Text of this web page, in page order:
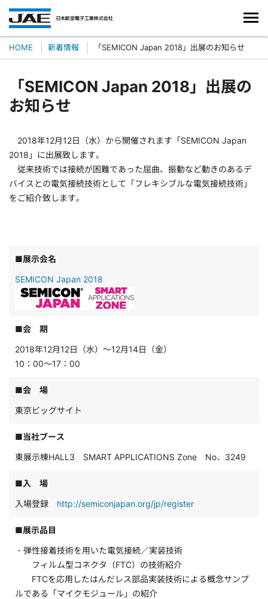
HOME 新着情報 「SEMICON Japan 2018」出展のお知らせ
「SEMICON Japan 2018」出展の
お知らせ
2018年12月12日（水）から開催されます「SEMICON Japan
2018」に出展致します。
従来技術では接続が困難であった屈曲、振動など動きのあるデ
バイスとの電気接続技術として「フレキシブルな電気接続技術」
をご紹介致します。
■展示会名
SEMICON Japan 2018
■会 期
2018年12月12日（水）～12月14日（金）
10：00～17：00
■会 場
東京ビッグサイト
■当社ブース
東展示棟HALL3 SMART APPLICATIONS Zone No．3249
■入 場
入場登録 http://semiconjapan.org/jp/register
■展示品目
・弾性接着技術を用いた電気接続／実装技術
フィルム型コネクタ（FTC）の技術紹介
FTCを応用したはんだレス部品実装技術による概念サンプ
ルである「マイクモジュール」の紹介